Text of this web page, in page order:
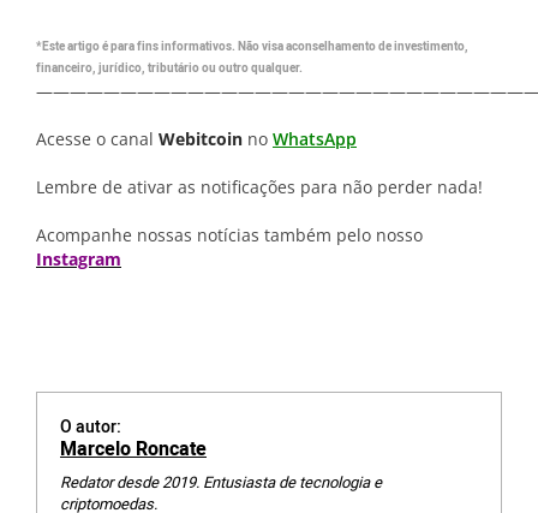
*Este artigo é para fins informativos. Não visa aconselhamento de investimento,
financeiro, jurídico, tributário ou outro qualquer.
Acesse o canal Webitcoin no WhatsApp
Lembre de ativar as notificações para não perder nada!
Acompanhe nossas notícias também pelo nosso
Instagram
O autor:
Marcelo Roncate
Redator desde 2019. Entusiasta de tecnologia e
criptomoedas.